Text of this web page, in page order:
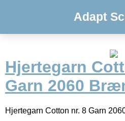
Adapt
Hjertegarn
Garn 2060
Hjertegarn Cotton nr. 8 Garn